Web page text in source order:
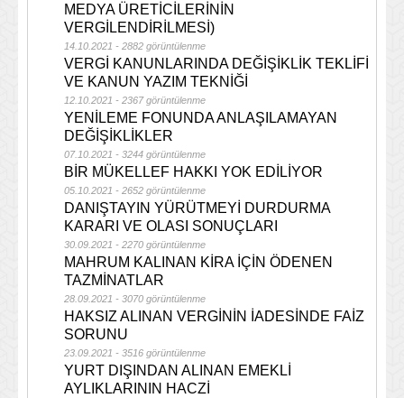
MEDYA ÜRETİCİLERİNİN
VERGİLENDİRİLMESİ)
14.10.2021 - 2882 görüntülenme
VERGİ KANUNLARINDA DEĞİŞİKLİK TEKLİFİ
VE KANUN YAZIM TEKNİĞİ
12.10.2021 - 2367 görüntülenme
YENİLEME FONUNDA ANLAŞILAMAYAN
DEĞİŞİKLİKLER
07.10.2021 - 3244 görüntülenme
BİR MÜKELLEF HAKKI YOK EDİLİYOR
05.10.2021 - 2652 görüntülenme
DANIŞTAYIN YÜRÜTMEYİ DURDURMA
KARARI VE OLASI SONUÇLARI
30.09.2021 - 2270 görüntülenme
MAHRUM KALINAN KİRA İÇİN ÖDENEN
TAZMİNATLAR
28.09.2021 - 3070 görüntülenme
HAKSIZ ALINAN VERGİNİN İADESİNDE FAİZ
SORUNU
23.09.2021 - 3516 görüntülenme
YURT DIŞINDAN ALINAN EMEKLİ
AYLIKLARININ HACZİ